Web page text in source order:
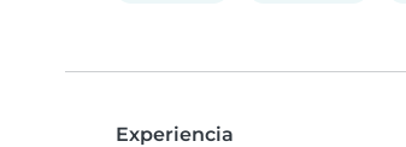
Experiencia